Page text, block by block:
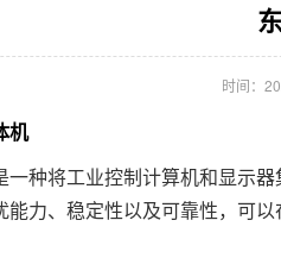
时间：
机
一种将工业控制计算机和显示
能力、稳定性以及可靠性，可